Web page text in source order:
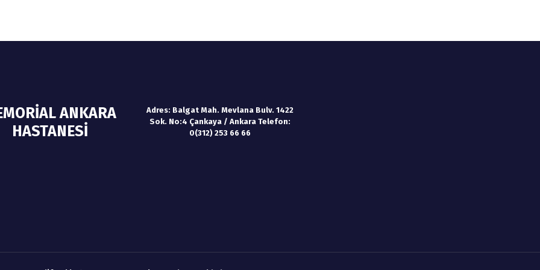
ANKARA
HASTANESİ
Adres: Balgat Mah. Mevlana Bulv. 1422
Sok. No:4 Çankaya / AnkaraTelefon:
0(312) 253 66 66